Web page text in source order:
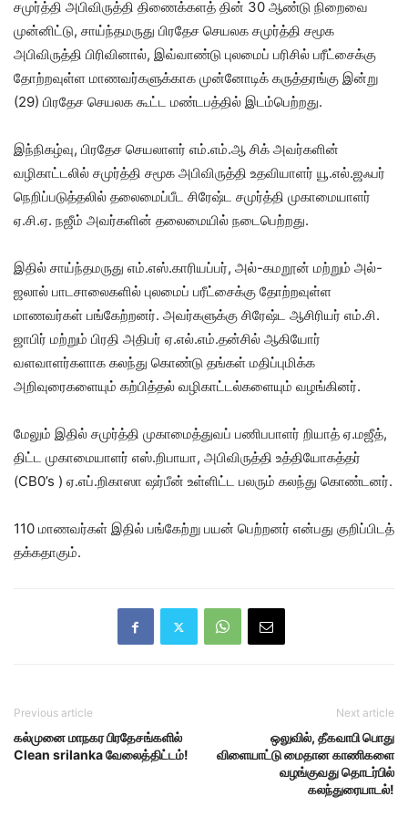
சமுர்த்தி அபிவிருத்தி திணைக்களத் தின் 30 ஆண்டு நிறைவை
முன்னிட்டு, சாய்ந்தமருது பிரதேச செயலக சமுர்த்தி சமூக
அபிவிருத்தி பிரிவினால், இவ்வாண்டு புலமைப் பரிசில் பரீட்சைக்கு
தோற்றவுள்ள மாணவர்களுக்காக முன்னோடிக் கருத்தரங்கு இன்று
(29) பிரதேச செயலக கூட்ட மண்டபத்தில் இடம்பெற்றது.
இந்நிகழ்வு, பிரதேச செயலாளர் எம்.எம்.ஆ சிக் அவர்களின்
வழிகாட்டலில் சமுர்த்தி சமூக அபிவிருத்தி உதவியாளர் யூ.எல்.ஜஃபர்
நெறிப்படுத்தலில் தலைமைப்பீட சிரேஷ்ட சமுர்த்தி முகாமையாளர்
ஏ.சி.ஏ. நஜீம் அவர்களின் தலைமையில் நடைபெற்றது.
இதில் சாய்ந்தமருது எம்.எஸ்.காரியப்பர், அல்-கமறூன் மற்றும் அல்-
ஜலால் பாடசாலைகளில் புலமைப் பரீட்சைக்கு தோற்றவுள்ள
மாணவர்கள் பங்கேற்றனர். அவர்களுக்கு சிரேஷ்ட ஆசிரியர் எம்.சி.
ஜாபிர் மற்றும் பிரதி அதிபர் ஏ.எல்.எம்.தன்சில் ஆகியோர்
வளவாளர்களாக கலந்து கொண்டு தங்கள் மதிப்புமிக்க
அறிவுரைகளையும் கற்பித்தல் வழிகாட்டல்களையும் வழங்கினர்.
மேலும் இதில் சமுர்த்தி முகாமைத்துவப் பணிபபாளர் றியாத் ஏ.மஜீத்,
திட்ட முகாமையாளர் எஸ்.றிபாயா, அபிவிருத்தி உத்தியோகத்தர்
(CB0’s ) ஏ.எப்.றிகாஸா ஷர்பீன் உள்ளிட்ட பலரும் கலந்து கொண்டனர்.
110 மாணவர்கள் இதில் பங்கேற்று பயன் பெற்றனர் என்பது குறிப்பிடத்
தக்கதாகும்.
Previous article
கல்முனை மாநகர பிரதேசங்களில்
Clean srilanka வேலைத்திட்டம்!
Next article
ஒலுவில், தீகவாபி பொது
விளையாட்டு மைதான காணிகளை
வழங்குவது தொடர்பில்
கலந்துரையாடல்!